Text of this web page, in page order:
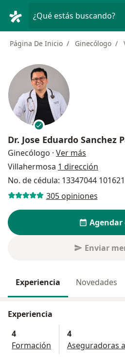
¿Qué estás buscando?
Página De Inicio Ginecólogo
Dr. Jose Eduardo Sanchez
Ginecólogo · Ver más
Villahermosa 1 dirección
No. de cédula: 13347044
305 opiniones
Agendar
Enviar
Experiencia Novedades
Experiencia
4
Formación
4
Aseguradoras